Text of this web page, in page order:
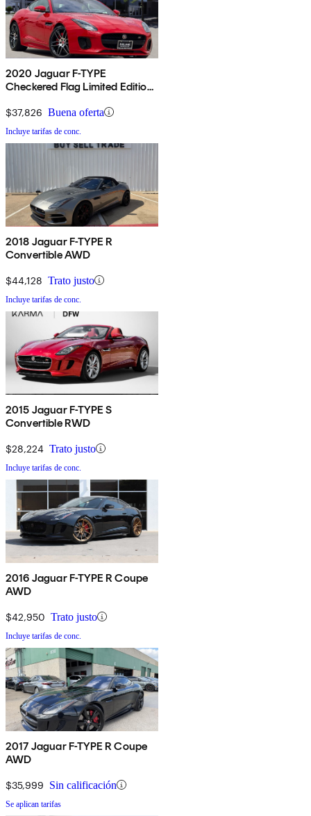
2020 Jaguar F-TYPE
Checkered Flag Limited Edition
$37,826 Buena oferta
Incluye tarifas de conc.
2018 Jaguar F-TYPE R
Convertible AWD
$44,128 Trato justo
Incluye tarifas de conc.
2015 Jaguar F-TYPE S
Convertible RWD
$28,224 Trato justo
Incluye tarifas de conc.
2016 Jaguar F-TYPE R Coupe
AWD
$42,950 Trato justo
Incluye tarifas de conc.
2017 Jaguar F-TYPE R Coupe
AWD
$35,999 Sin calificación
Se aplican tarifas